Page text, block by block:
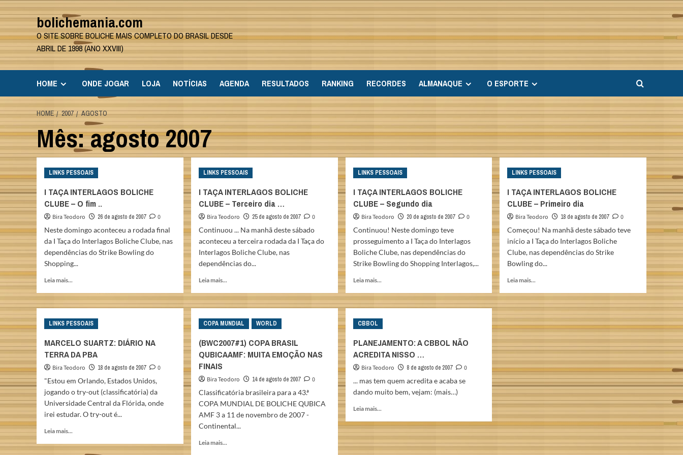
Skip
to
content
bolichemania.com
O SITE SOBRE BOLICHE MAIS COMPLETO DO BRASIL DESDE
ABRIL DE 1998 (ANO XXVIII)
HOME ONDE JOGAR LOJA NOTÍCIAS AGENDA RESULTADOS RANKING RECORDES ALMANAQUE O ESPORTE
HOME 2007 AGOSTO
Mês:agosto 2007
LINKS PESSOAIS
I TAÇA INTERLAGOS BOLICHE
CLUBE – O fim ..
Bira Teodoro 26 de agosto de 2007
0
Neste domingo aconteceu a rodada final
da I Taça do Interlagos Boliche Clube, nas
dependências do Strike Bowling do
Shopping...
Leia mais...
I
TAÇA
INTERLAGOS
CLUBE
–
O
..
LINKS PESSOAIS
I TAÇA INTERLAGOS BOLICHE
CLUBE – Terceiro dia …
Bira Teodoro 25 de agosto de 2007
0
Continuou ... Na manhã deste sábado
aconteceu a terceira rodada da I Taça do
Interlagos Boliche Clube, nas
dependências do...
Leia mais...
about
I
TAÇA
INTERLAGOS
CLUBE
–
dia
LINKS PESSOAIS
I TAÇA INTERLAGOS BOLICHE
CLUBE – Segundo dia
Bira Teodoro 20 de agosto de 2007
0
Continuou! Neste domingo teve
prosseguimento a I Taça do Interlagos
Boliche Clube, nas dependências do
Strike Bowling do Shopping Interlagos,...
Leia mais...
I
TAÇA
CLUBE
–
Segundo
LINKS PESSOAIS
I TAÇA INTERLAGOS BOLICHE
CLUBE – Primeiro dia
Bira Teodoro 18 de agosto de 2007
0
Começou! Na manhã deste sábado teve
início a I Taça do Interlagos Boliche
Clube, nas dependências do Strike
Bowling do...
Leia mais...
about
I
TAÇA
INTERLAGOS
BOLICHE
CLUBE
–
dia
LINKS PESSOAIS
MARCELO SUARTZ: DIÁRIO NA
TERRA DA PBA
Bira Teodoro 18 de agosto de 2007
0
"Estou em Orlando, Estados Unidos,
jogando o try-out (classificatória) da
Universidade Central da Flórida, onde
irei estudar. O try-out é...
Leia mais...
about
COPA MUNDIAL WORLD
(BWC2007#1) COPA BRASIL
QUBICAAMF: MUITA EMOÇÃO NAS
FINAIS
Bira Teodoro 14 de agosto de 2007
0
Classificatória brasileira para a 43.ª
COPA MUNDIAL DE BOLICHE QUBICA
AMF 3 a 11 de novembro de 2007 -
Continental...
Leia mais...
CBBOL
PLANEJAMENTO: A CBBOL NÃO
ACREDITA NISSO …
Bira Teodoro 8 de agosto de 2007
0
... mas tem quem acredita e acaba se
dando muito bem, vejam: (mais…)
Leia mais...
about
PLANEJAMENTO:
A